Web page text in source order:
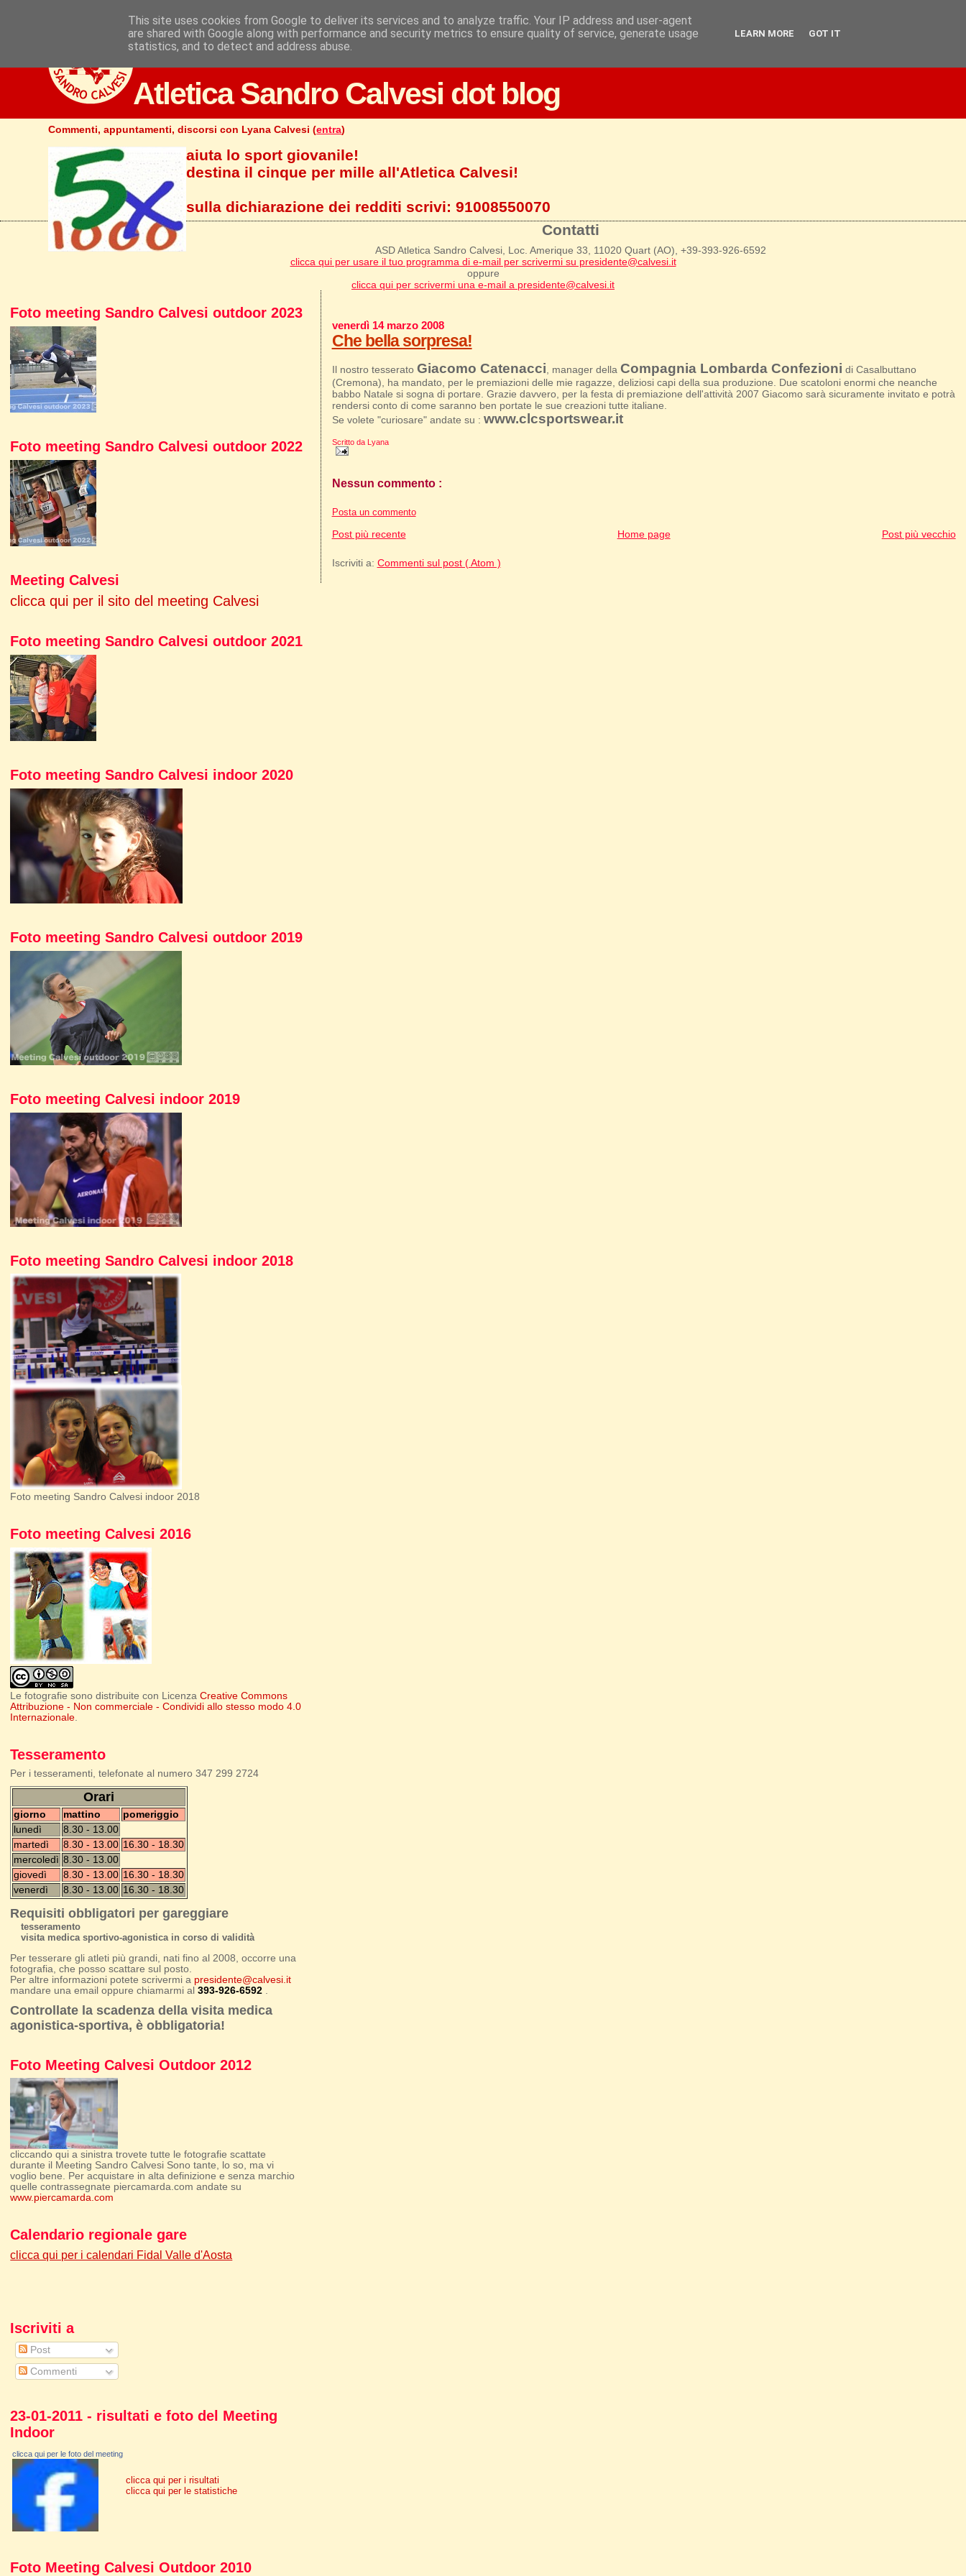
Atletica Sandro Calvesi dot blog
Commenti, appuntamenti, discorsi con Lyana Calvesi (entra)
aiuta lo sport giovanile!
destina il cinque per mille all'Atletica Calvesi!
sulla dichiarazione dei redditi scrivi:91008550070
Contatti
ASD Atletica Sandro Calvesi, Loc. Amerique 33, 11020 Quart (AO), +39-393-926-6592
clicca qui per usare il tuo programma di e-mail per scrivermi su presidente@calvesi.it
oppure
clicca qui per scrivermi una e-mail a presidente@calvesi.it
venerdì 14 marzo 2008
Che bella sorpresa!
Il nostro tesserato Giacomo Catenacci, manager della Compagnia Lombarda Confezioni di Casalbuttano
(Cremona), ha mandato, per le premiazioni delle mie ragazze, deliziosi capi della sua produzione. Due scatoloni enormi che neanche
babbo Natale si sogna di portare. Grazie davvero, per la festa di premiazione dell'attività 2007 Giacomo sarà sicuramente invitato e potrà
rendersi conto di come saranno ben portate le sue creazioni tutte italiane.
Se volete "curiosare" andate su : www.clcsportswear.it
Scritto da Lyana
Nessun commento :
Posta un commento
Post più recente Post più vecchio
Home page
Iscriviti a: Commenti sul post ( Atom )
Foto meeting Sandro Calvesi outdoor 2023
Foto meeting Sandro Calvesi outdoor 2022
Meeting Calvesi
clicca qui per il sito del meeting Calvesi
Foto meeting Sandro Calvesi outdoor 2021
Foto meeting Sandro Calvesi indoor 2020
Foto meeting Sandro Calvesi outdoor 2019
Foto meeting Calvesi indoor 2019
Foto meeting Sandro Calvesi indoor 2018
Foto meeting Sandro Calvesi indoor 2018
Foto meeting Calvesi 2016
Le fotografie sono distribuite con LicenzaCreative Commons
Attribuzione - Non commerciale - Condividi allo stesso modo 4.0
Internazionale.
Tesseramento
Per i tesseramenti, telefonate al numero 347 299 2724
Orari
giorno mattino
pomeriggio
lunedì
8.30 - 13.00
martedì
8.30 - 13.00 16.30 - 18.30
mercoledì 8.30 - 13.00
giovedì
8.30 - 13.00 16.30 - 18.30
venerdì
8.30 - 13.00 16.30 - 18.30
Requisiti obbligatori per gareggiare
tesseramento
visita medica sportivo-agonistica in corso di validità
Per tesserare gli atleti più grandi, nati fino al 2008, occorre una
fotografia, che posso scattare sul posto.
Per altre informazioni potete scrivermi a presidente@calvesi.it
mandare una email oppure chiamarmi al393-926-6592
Controllate la scadenza della visita medica
agonistica-sportiva, è obbligatoria!
Foto Meeting Calvesi Outdoor 2012
cliccando qui a sinistra trovete tutte le fotografie scattate
durante il Meeting Sandro Calvesi Sono tante, lo so, ma vi
voglio bene. Per acquistare in alta definizione e senza marchio
quelle contrassegnate piercamarda.com andate su
www.piercamarda.com
Calendario regionale gare
clicca qui per i calendari Fidal Valle d'Aosta
Iscriviti a
Post
Commenti
23-01-2011 - risultati e foto del Meeting
Indoor
clicca qui per le foto del meeting
clicca qui per i risultati
clicca qui per le statistiche
Foto Meeting Calvesi Outdoor 2010
This site uses cookies from Google to deliver its services and to analyze traffic. Your IP address and user-agent
are shared with Google along with performance and security metrics to ensure quality of service, generate usage
statistics, and to detect and address abuse.
LEARN MORE GOT IT